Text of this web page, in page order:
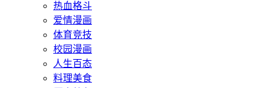
热血格斗
爱情漫画
体育竞技
校园漫画
人生百态
料理美食